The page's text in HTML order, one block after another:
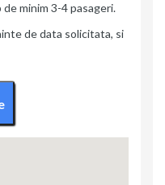
minim 3-4 pasageri.
de data solicitata, si